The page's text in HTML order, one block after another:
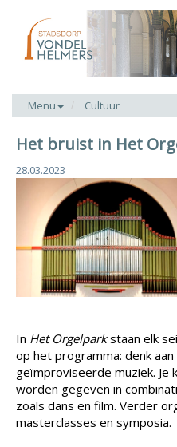
Menu Cultuur
Het bruist in Het
28.03.2023
In Het Orgelparkstaan elk
op het programma: denk
geïmproviseerde muziek. Je
worden gegeven in
zoals dans en film. Verder
masterclasses en symposia.